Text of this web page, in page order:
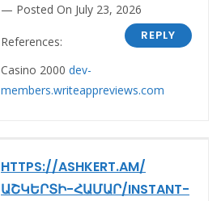
Posted On July 23, 2026
REPLY
References:
Casino 2000 dev-
members.writeappreviews.com
HTTPS://ASHKERT.AM/
ԱՇԿԵՐՏԻ-ՀԱՄԱՐ/INSTANT-